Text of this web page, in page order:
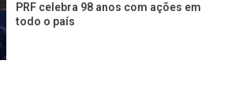
PRF celebra 98 anos com ações em
todo o país